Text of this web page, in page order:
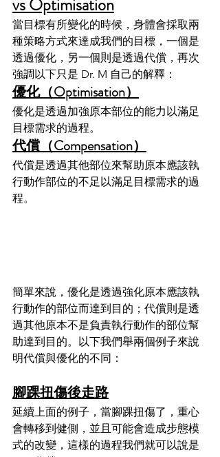
當目標有所變化的時候，身體會採取兩
種策略方式來達成我們的目標，一個是
透過優化，另一個則是透過代償，再次
強調以下只是 Dr. M 自己的解釋：
優化（Optimisation）
優化是透過加強原本部位的能力以滿足
目標需求的過程。
代償（Compensation）
代償是透過其他部位來幫助原本應該執
行動作部位的不足以滿足目標需求的過
程。
簡單來說，優化是透過強化原本應該執
行動作的部位而達到目的；代償則是透
過其他原本不是負責執行動作的部位幫
助達到目的。以下我們舉兩個例子來說
明代償與優化的不同：
腳踝扭傷後走路
延續上面的例子，當腳踝扭傷了，重心
會轉移到健側，並且可能會造成步態模
式的改變，這樣的過程我們就可以說是